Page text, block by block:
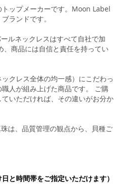
ップメーカーです。Moon Label
ランドです。
ルネックレスはすべて自社で加
商品には自信と責任を持ってい
クレス全体の均一感）にこだわっ
人が組み上げた商品です。 ご購
いただければ、その違いがお分か
は、品質管理の観点から、貝種ご
と時間帯をご指定いただけます）